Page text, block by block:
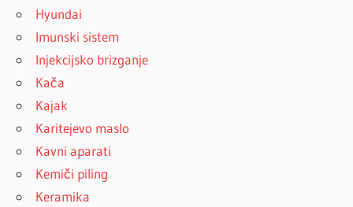
Hyundai
Imunski sistem
Injekcijsko brizganje
Kača
Kajak
Karitejevo maslo
Kavni aparati
Kemiči piling
Keramika